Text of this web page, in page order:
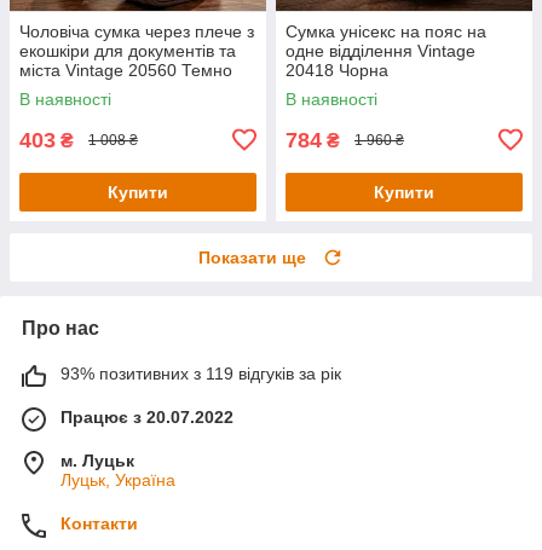
Чоловіча сумка через плече з
екошкіри для документів та
міста Vintage 20560 Темно
Коричнева
В наявності
403 ₴ 1 008 ₴
Купити
Сумка унісекс на пояс на
одне відділення Vintage
20418 Чорна
В наявності
784 ₴ 1 960 ₴
Купити
Показати ще
Про нас
93% позитивних з 119 відгуків за рік
Працює з 20.07.2022
м. Луцьк
Луцьк, Україна
Контакти